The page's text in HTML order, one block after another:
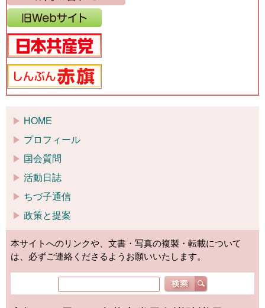
HOME
プロフィール
国会質問
活動日誌
ちづ子通信
政策と提案
本サイトへのリンクや、文書・写真の複製・転載について
は、必ずご連絡くださるようお願いいたします。